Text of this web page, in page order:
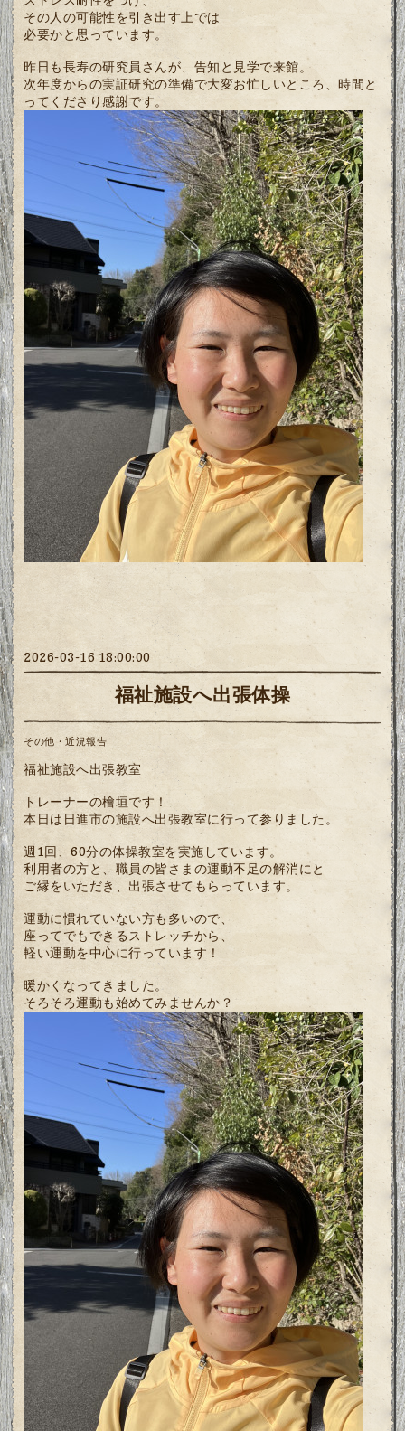
その人の可能性を引き出す上では
必要かと思っています。
昨日も長寿の研究員さんが、告知と見学で来館。
次年度からの実証研究の準備で大変お忙しいところ、時間と
ってくださり感謝です。
2026-03-16 18:00:00
福祉施設へ出張体操
その他・近況報告
福祉施設へ出張教室
トレーナーの檜垣です！
本日は日進市の施設へ出張教室に行って参りました。
週1回、60分の体操教室を実施しています。
利用者の方と、職員の皆さまの運動不足の解消にと
ご縁をいただき、出張させてもらっています。
運動に慣れていない方も多いので、
座ってでもできるストレッチから、
軽い運動を中心に行っています！
暖かくなってきました。
そろそろ運動も始めてみませんか？